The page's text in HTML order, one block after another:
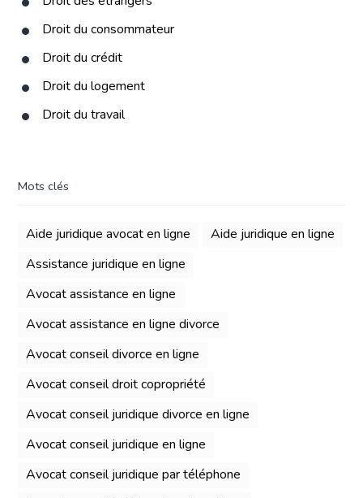
Droit du consommateur
Droit du crédit
Droit du logement
Droit du travail
Mots clés
Aide juridique avocat en ligne
Aide juridique en ligne
Assistance juridique en ligne
Avocat assistance en ligne
Avocat assistance en ligne divorce
Avocat conseil divorce en ligne
Avocat conseil droit copropriété
Avocat conseil juridique divorce en ligne
Avocat conseil juridique en ligne
Avocat conseil juridique par téléphone